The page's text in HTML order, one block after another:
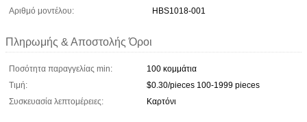
Αριθμό μοντέλου:
HBS1018-001
Πληρωμής & Αποστολής Όροι
Ποσότητα παραγγελίας min:
100 κομμάτια
Τιμή:
$0.30/pieces 100-1999 pieces
Συσκευασία λεπτομέρειες:
Καρτόνι